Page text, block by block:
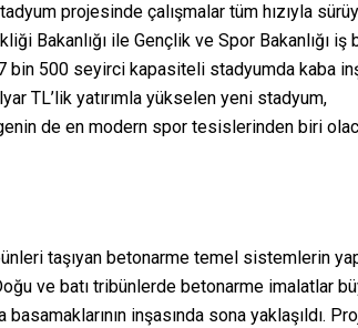
projesinde çalışmalar tüm hızıyla
Bakanlığı ile Gençlik ve Spor Bakanlığı iş
bin 500 seyirci kapasiteli stadyumda kaba
TL’lik yatırımla yükselen yeni stadyum,
de en modern spor tesislerinden biri
taşıyan betonarme temel sistemlerin
ve batı tribünlerde betonarme imalatlar
inşasında sona yaklaşıldı.